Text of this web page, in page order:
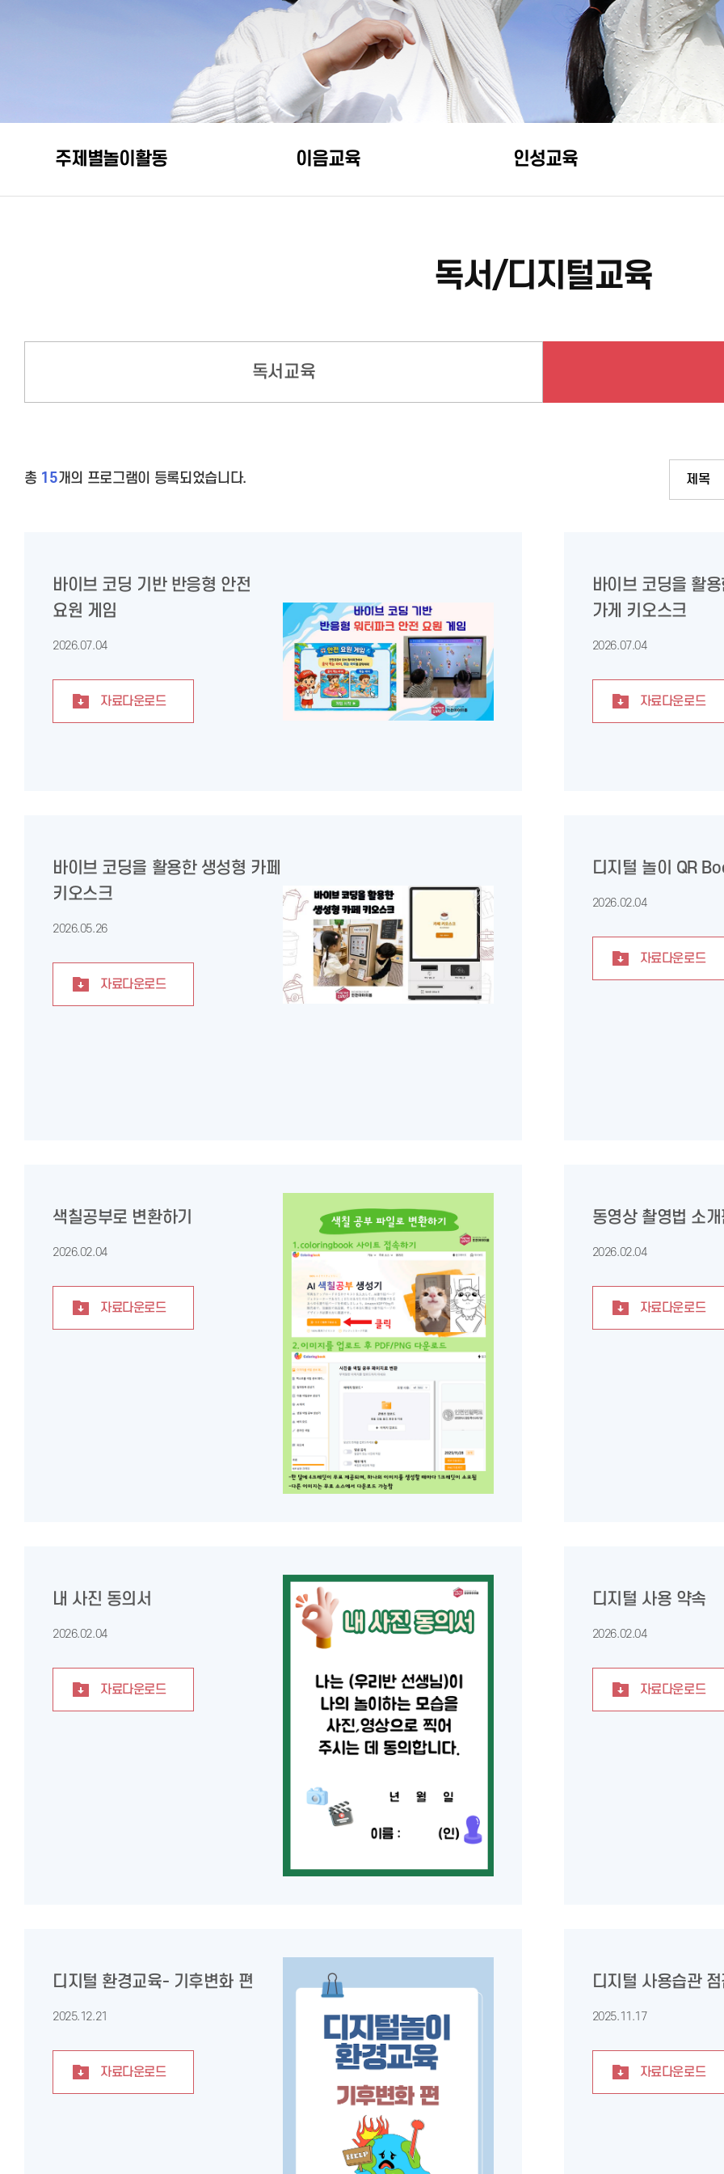
주제별놀이활동 이음교육 인성교육
독서/디지털교육
독서교육
총 15개의 프로그램이 등록되었습니다.
바이브 코딩 기반 반응형 안전
요원 게임
2026.07.04
자료다운로드
바이브 코딩을 활
가게 키오스크
2026.07.04
자료다운로드
바이브 코딩을 활용한 생성형 카페
키오스크
2026.05.26
자료다운로드
디지털 놀이 QR
2026.02.04
자료다운로드
색칠공부로 변환하기
2026.02.04
자료다운로드
동영상 촬영법 소
2026.02.04
자료다운로드
내 사진 동의서
2026.02.04
자료다운로드
디지털 사용 약속
2026.02.04
자료다운로드
디지털 환경교육- 기후변화 편
2025.12.21
자료다운로드
디지털 사용습관
2025.11.17
자료다운로드